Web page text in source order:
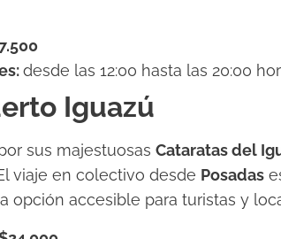
desde las 12:00 hasta las 20:00
Iguazú
sus majestuosas Cataratas del
viaje en colectivo desde Posadas
opción accesible para turistas y